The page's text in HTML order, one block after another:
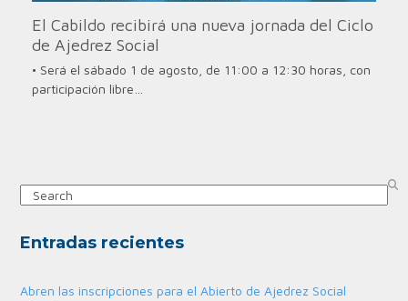
El Cabildo recibirá una nueva jornada del Ciclo
de Ajedrez Social
• Será el sábado 1 de agosto, de 11:00 a 12:30 horas, con
participación libre…
Search
Entradas recientes
Abren las inscripciones para el Abierto de Ajedrez Social